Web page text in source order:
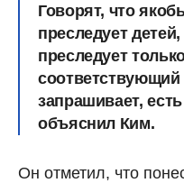
Говорят, что
преследует
преследует
соответствующий
запрашивает,
объяснил Ким.
Он отметил, что